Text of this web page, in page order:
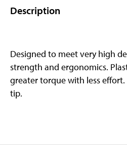
Description
Designed to meet very high
strength and ergonomics.
greater torque with less effort.
tip.